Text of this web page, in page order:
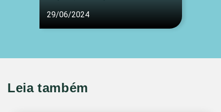
29/06/2024
Leia também